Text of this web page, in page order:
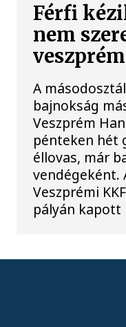
Férfi
nem
A
bajnokság
Veszprém
pénteken hét
éllovas, már
vendégeként.
Veszprémi
pályán kapott